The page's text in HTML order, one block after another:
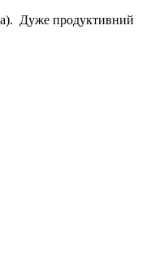
Дуже продуктивний